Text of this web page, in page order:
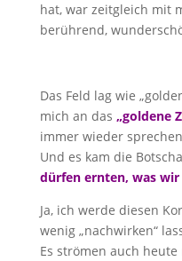
hat, war zeitgleich mit
berührend,
Das Feld lag wie
mich an das „goldene
immer wieder
Und es kam die
dürfen ernten, was wir
Ja, ich werde diesen
wenig „nachwirken“
Es strömen auch